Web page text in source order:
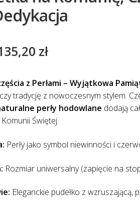
zł
z Perłami – Wyjątkowa
tradycję z nowoczesnym stylem.
perły hodowlane dodają
Świętej.
Perły jako symbol niewinności i
Rozmiar uniwersalny (zapięcie na
Eleganckie pudełko z wzruszającą,